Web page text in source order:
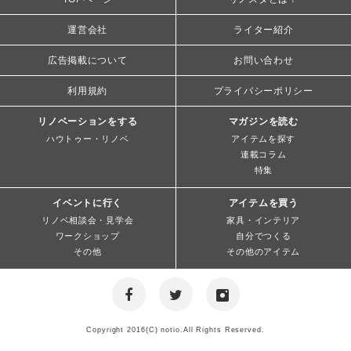
運営会社 ライター紹介
広告掲載について お問い合わせ
利用規約 プライバシーポリシー
リノベーションをする
ハウトゥー・リノベ
マガジンを読む
アイテムを探す
連載コラム
特集
イベントに行く
リノベ相談会・見学会
ワークショップ
その他
アイテムを買う
家具・インテリア
自分でつくる
その他のアイテム
Copyright 2016(C) notio.All Rights Reserved.